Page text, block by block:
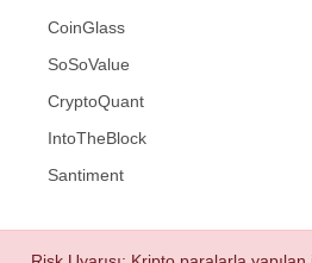
CoinGlass
SoSoValue
CryptoQuant
IntoTheBlock
Santiment